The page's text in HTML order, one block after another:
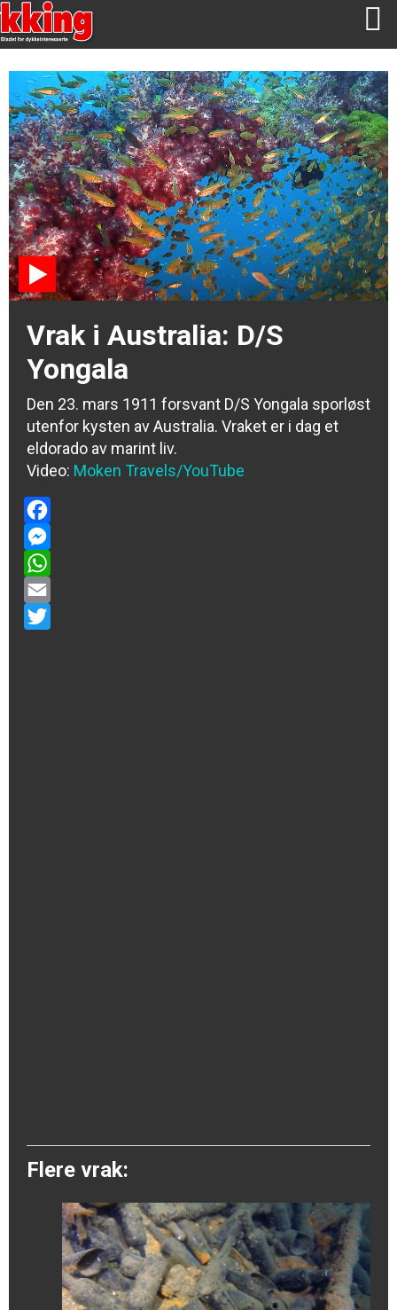
Vrak i Australia: D/S
Yongala
Den 23. mars 1911 forsvant D/S Yongala sporløst
utenfor kysten av Australia. Vraket er i dag et
eldorado av marint liv.
Video: Moken Travels/YouTube
Facebook
Messenger
WhatsApp
Email
Flere vrak: